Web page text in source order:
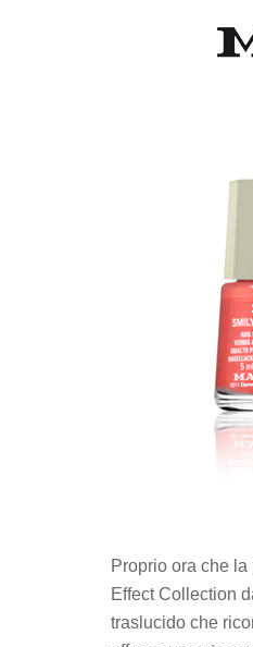
Proprio ora che
Effect Collection
traslucido che